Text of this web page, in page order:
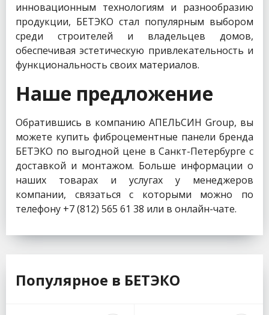
инновационным технологиям и разнообразию
продукции, БЕТЭКО стал популярным выбором
среди строителей и владельцев домов,
обеспечивая эстетическую привлекательность и
функциональность своих материалов.
Наше предложение
Обратившись в компанию АПЕЛЬСИН Group, вы
можете купить фиброцементные панели бренда
БЕТЭКО по выгодной цене в Санкт-Петербурге с
доставкой и монтажом. Больше информации о
наших товарах и услугах у менеджеров
компании, связаться с которыми можно по
телефону +7 (812) 565 61 38 или в онлайн-чате.
Популярное в БЕТЭКО